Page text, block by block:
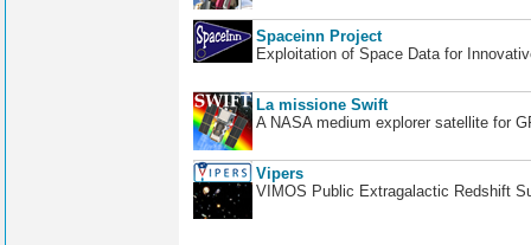
Spaceinn Project
Exploitation of Space Data for
La missione Swift
A NASA medium explorer satellite for
Vipers
VIMOS Public Extragalactic Redshift